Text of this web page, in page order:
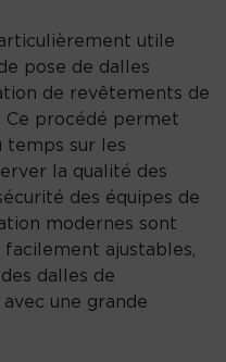
utile
pose de dalles
de revêtements de
Ce procédé permet
temps sur les
la qualité des
des équipes de
modernes sont
ajustables,
dalles de
une grande